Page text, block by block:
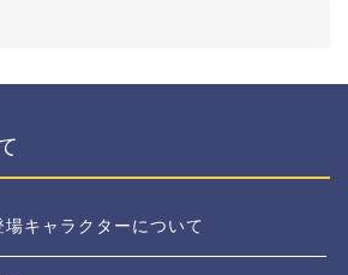
キャラクターについて